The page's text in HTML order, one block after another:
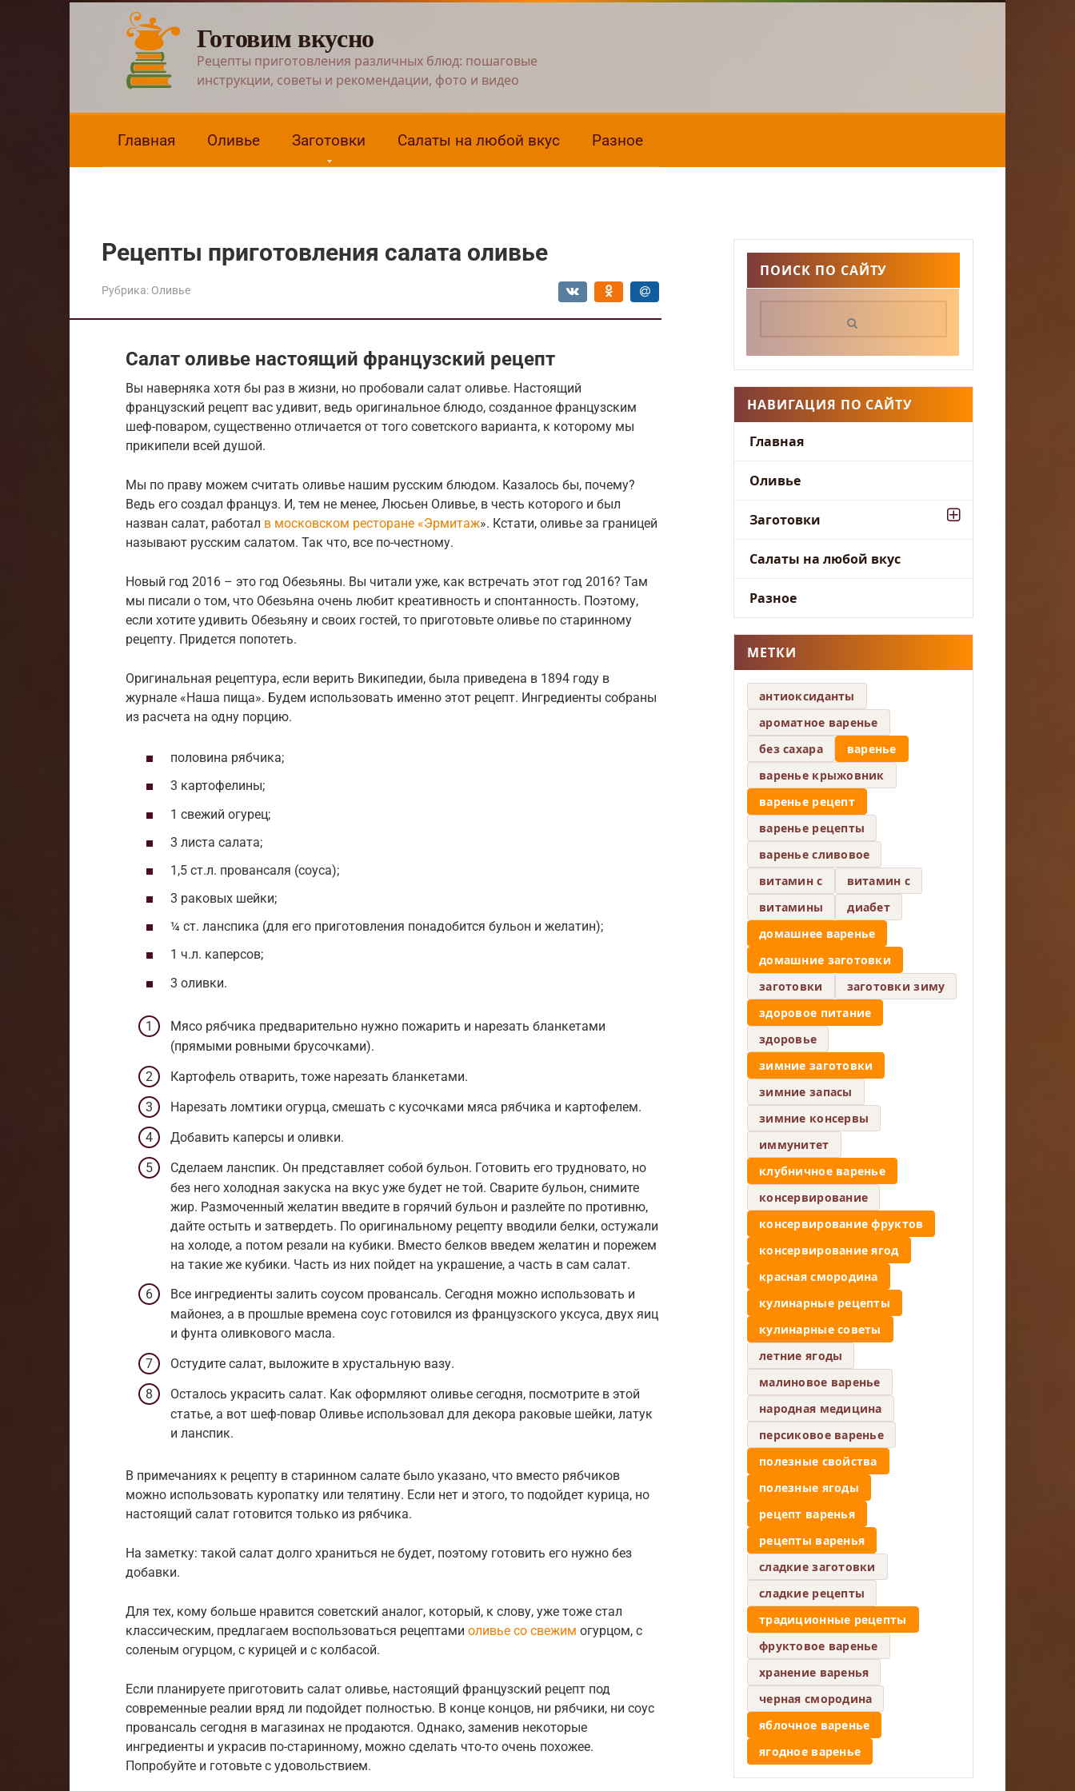
Готовим вкусно
Рецепты приготовления различных блюд: пошаговые
инструкции, советы и рекомендации, фото и видео
Главная Оливье Заготовки Салаты на любой вкус Разное
Рецепты приготовления салата оливье
Рубрика: Оливье
Салат оливье настоящий французский рецепт
Вы наверняка хотя бы раз в жизни, но пробовали салат оливье. Настоящий
французский рецепт вас удивит, ведь оригинальное блюдо, созданное французским
шеф-поваром, существенно отличается от того советского варианта, к которому мы
прикипели всей душой.
Мы по праву можем считать оливье нашим русским блюдом. Казалось бы, почему?
Ведь его создал француз. И, тем не менее, Люсьен Оливье, в честь которого и был
назван салат, работал в московском ресторане «Эрмитаж». Кстати, оливье за границей
называют русским салатом. Так что, все по-честному.
Новый год 2016 – это год Обезьяны. Вы читали уже, как встречать этот год 2016? Там
мы писали о том, что Обезьяна очень любит креативность и спонтанность. Поэтому,
если хотите удивить Обезьяну и своих гостей, то приготовьте оливье по старинному
рецепту. Придется попотеть.
Оригинальная рецептура, если верить Википедии, была приведена в 1894 году в
журнале «Наша пища». Будем использовать именно этот рецепт. Ингредиенты собраны
из расчета на одну порцию.
половина рябчика;
3 картофелины;
1 свежий огурец;
3 листа салата;
1,5 ст.л. провансаля (соуса);
3 раковых шейки;
¼ ст. ланспика (для его приготовления понадобится бульон и желатин);
1 ч.л. каперсов;
3 оливки.
Мясо рябчика предварительно нужно пожарить и нарезать бланкетами
(прямыми ровными брусочками).
Картофель отварить, тоже нарезать бланкетами.
Нарезать ломтики огурца, смешать с кусочками мяса рябчика и картофелем.
Добавить каперсы и оливки.
Сделаем ланспик. Он представляет собой бульон. Готовить его трудновато, но
без него холодная закуска на вкус уже будет не той. Сварите бульон, снимите
жир. Размоченный желатин введите в горячий бульон и разлейте по противню,
дайте остыть и затвердеть. По оригинальному рецепту вводили белки, остужали
на холоде, а потом резали на кубики. Вместо белков введем желатин и порежем
на такие же кубики. Часть из них пойдет на украшение, а часть в сам салат.
Все ингредиенты залить соусом провансаль. Сегодня можно использовать и
майонез, а в прошлые времена соус готовился из французского уксуса, двух яиц
и фунта оливкового масла.
Остудите салат, выложите в хрустальную вазу.
Осталось украсить салат. Как оформляют оливье сегодня, посмотрите в этой
статье, а вот шеф-повар Оливье использовал для декора раковые шейки, латук
и ланспик.
В примечаниях к рецепту в старинном салате было указано, что вместо рябчиков
можно использовать куропатку или телятину. Если нет и этого, то подойдет курица, но
настоящий салат готовится только из рябчика.
На заметку: такой салат долго храниться не будет, поэтому готовить его нужно без
добавки.
Для тех, кому больше нравится советский аналог, который, к слову, уже тоже стал
классическим, предлагаем воспользоваться рецептами оливье со свежим огурцом, с
соленым огурцом, с курицей и с колбасой.
Если планируете приготовить салат оливье, настоящий французский рецепт под
современные реалии вряд ли подойдет полностью. В конце концов, ни рябчики, ни соус
провансаль сегодня в магазинах не продаются. Однако, заменив некоторые
ингредиенты и украсив по-старинному, можно сделать что-то очень похожее.
Попробуйте и готовьте с удовольствием.
ПОИСК ПО САЙТУ
НАВИГАЦИЯ ПО САЙТУ
Главная
Оливье
Заготовки
Салаты на любой вкус
Разное
МЕТКИ
антиоксиданты
ароматное варенье
без сахара
варенье
варенье крыжовник
варенье рецепт
варенье рецепты
варенье сливовое
витамин c
витамин с
витамины
диабет
домашнее варенье
домашние заготовки
заготовки
заготовки зиму
здоровое питание
здоровье
зимние заготовки
зимние запасы
зимние консервы
иммунитет
клубничное варенье
консервирование
консервирование фруктов
консервирование ягод
красная смородина
кулинарные рецепты
кулинарные советы
летние ягоды
малиновое варенье
народная медицина
персиковое варенье
полезные свойства
полезные ягоды
рецепт варенья
рецепты варенья
сладкие заготовки
сладкие рецепты
традиционные рецепты
фруктовое варенье
хранение варенья
черная смородина
яблочное варенье
ягодное варенье